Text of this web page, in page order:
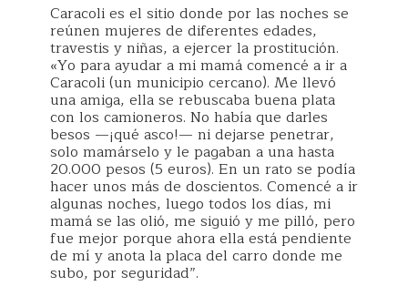
Caracoli es el sitio donde por las noches se
reúnen mujeres de diferentes edades,
travestis y niñas, a ejercer la prostitución.
«Yo para ayudar a mi mamá comencé a ir a
Caracoli (un municipio cercano). Me llevó
una amiga, ella se rebuscaba buena plata
con los camioneros. No había que darles
besos —¡qué asco!— ni dejarse penetrar,
solo mamárselo y le pagaban a una hasta
20.000 pesos (5 euros). En un rato se podía
hacer unos más de doscientos. Comencé a ir
algunas noches, luego todos los días, mi
mamá se las olió, me siguió y me pilló, pero
fue mejor porque ahora ella está pendiente
de mí y anota la placa del carro donde me
subo, por seguridad”.